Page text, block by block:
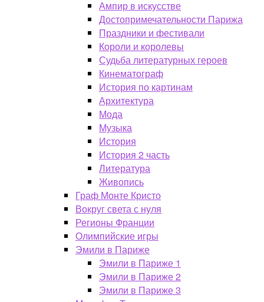
Ампир в искусстве
Достопримечательности Парижа
Праздники и фестивали
Короли и королевы
Судьба литературных героев
Кинематограф
История по картинам
Архитектура
Мода
Музыка
История
История 2 часть
Литература
Живопись
Граф Монте Кристо
Вокруг света с нуля
Регионы Франции
Олимпийские игры
Эмили в Париже
Эмили в Париже 1
Эмили в Париже 2
Эмили в Париже 3